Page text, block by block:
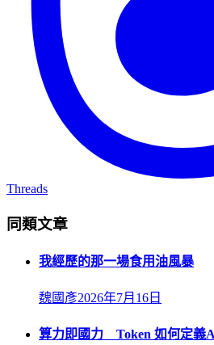
Threads
同類文章
我經歷的那一場食用油風暴
魏國彥2026年7月16日
算力即國力 Token 如何定義